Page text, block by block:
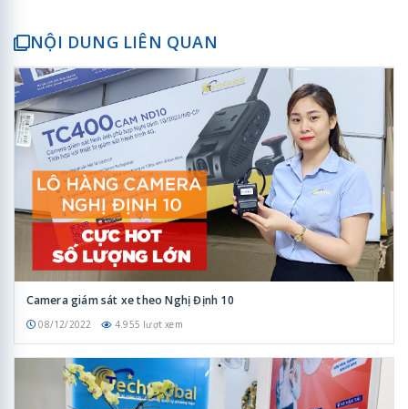
NỘI DUNG LIÊN QUAN
Camera giám sát xe theo Nghị Định 10
08/12/2022 4.955 lượt xem